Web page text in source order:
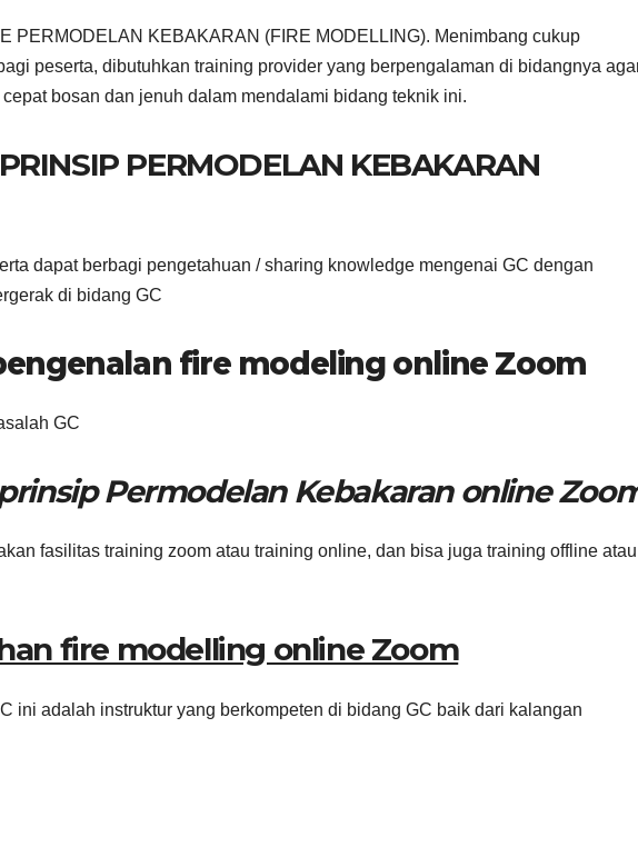
PERMODELAN KEBAKARAN (FIRE MODELLING). Menimbang cukup
peserta, dibutuhkan training provider yang berpengalaman di bidangnya
bosan dan jenuh dalam mendalami bidang teknik ini.
PERMODELAN KEBAKARAN
dapat berbagi pengetahuan / sharing knowledge mengenai GC dengan
di bidang GC
fire modeling online Zoom
GC
Permodelan Kebakaran online
fasilitas training zoom atau training online, dan bisa juga training offline atau
fire modelling online Zoom
ini adalah instruktur yang berkompeten di bidang GC baik dari kalangan